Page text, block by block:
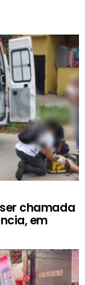
chamada
em